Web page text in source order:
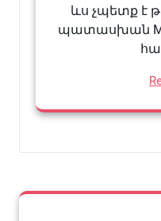
ևս չպետք է
պատասխան